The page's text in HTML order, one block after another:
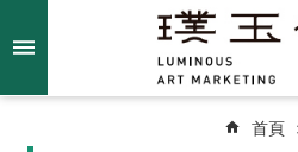
跳到主要內容區塊
階
首頁